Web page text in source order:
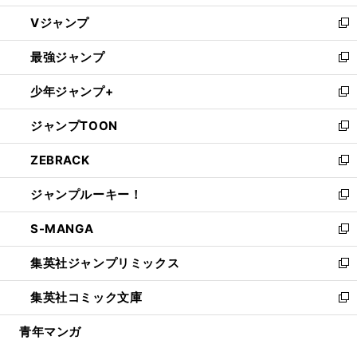
ウ
ィ
ン
ド
ウ
で
開
く
し
い
ウ
ィ
ン
ド
ウ
で
開
く
Vジャンプ
新
し
い
ウ
ィ
ン
ド
ウ
で
開
く
最強ジャンプ
新
し
い
ウ
ィ
ン
ド
ウ
で
開
く
少年ジャンプ+
新
し
い
ウ
ィ
ン
ド
ウ
で
開
く
ジャンプTOON
新
し
い
ウ
ィ
ン
ド
ウ
で
開
く
ZEBRACK
新
し
い
ウ
ィ
ン
ド
ウ
で
開
ジャンプルーキー！
新
し
い
ウ
ィ
ン
ド
ウ
S-MANGA
新
し
い
ウ
ィ
ン
集英社ジャンプリミックス
新
し
い
ウ
集英社コミック文庫
新
し
青年マンガ